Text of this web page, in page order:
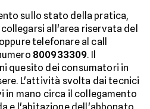
sullo stato della pratica,
all'area riservata del
telefonare al call
800933309. Il
quesito dei consumatori in
L'attività svolta dai tecnici
in mano circa il collegamento